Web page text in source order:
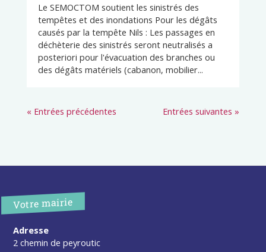
Le SEMOCTOM soutient les sinistrés des
tempêtes et des inondations Pour les dégâts
causés par la tempête Nils : Les passages en
déchèterie des sinistrés seront neutralisés a
posteriori pour l'évacuation des branches ou
des dégâts matériels (cabanon, mobilier...
« Entrées précédentes Entrées suivantes »
Votre mairie
Adresse
2 chemin de peyroutic